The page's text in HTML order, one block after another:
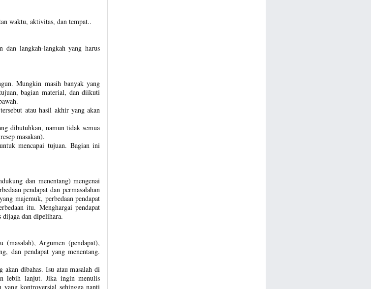
waktu, aktivitas, dan tempat..
dan langkah-langkah yang harus
Mungkin masih banyak yang
bagian material, dan diikuti
atau hasil akhir yang akan
dibutuhkan, namun tidak semua
masakan).
mencapai tujuan. Bagian ini
dan menentang) mengenai
pendapat dan permasalahan
majemuk, perbedaan pendapat
itu. Menghargai pendapat
dijaga dan dipelihara.
Argumen (pendapat),
dan pendapat yang menentang.
akan dibahas. Isu atau masalah di
lebih lanjut. Jika ingin menulis
yang kontroversial sehingga nanti